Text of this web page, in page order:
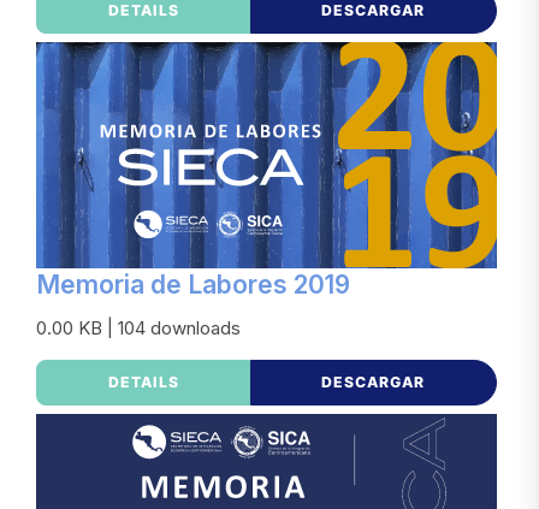
DETAILS DESCARGAR
Memoria de Labores 2019
0.00 KB | 104 downloads
DETAILS DESCARGAR